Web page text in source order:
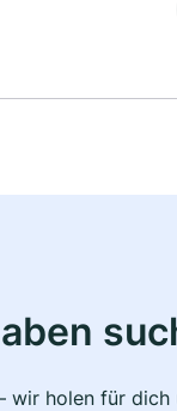
holen für